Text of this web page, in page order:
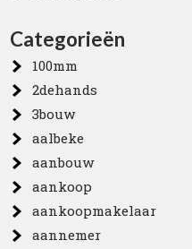
Categorieën
100mm
2dehands
3bouw
aalbeke
aanbouw
aankoop
aankoopmakelaar
aannemer